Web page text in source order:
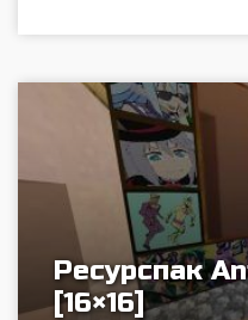
Ресурспак
[16×16]